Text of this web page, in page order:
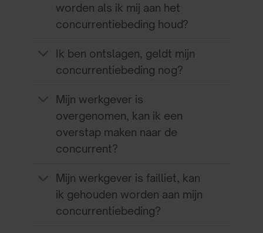
worden als ik mij aan het
concurrentiebeding houd?
Ik ben ontslagen, geldt mijn
concurrentiebeding nog?
Mijn werkgever is
overgenomen, kan ik een
overstap maken naar de
concurrent?
Mijn werkgever is failliet, kan
ik gehouden worden aan mijn
concurrentiebeding?